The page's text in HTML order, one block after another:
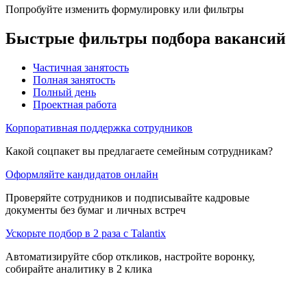
Попробуйте изменить формулировку или фильтры
Быстрые фильтры подбора вакансий
Частичная занятость
Полная занятость
Полный день
Проектная работа
Корпоративная поддержка сотрудников
Какой соцпакет вы предлагаете семейным сотрудникам?
Оформляйте кандидатов онлайн
Проверяйте сотрудников и подписывайте кадровые
документы без бумаг и личных встреч
Ускорьте подбор в 2 раза с Talantix
Автоматизируйте сбор откликов, настройте воронку,
собирайте аналитику в 2 клика